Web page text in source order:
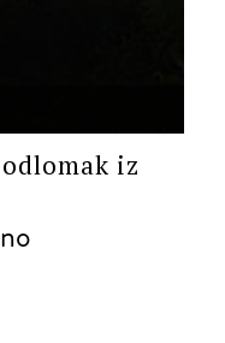
iz